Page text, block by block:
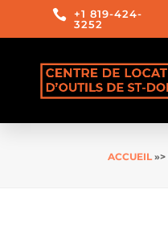
 +1 819-424-
3252
ACCUEIL»>